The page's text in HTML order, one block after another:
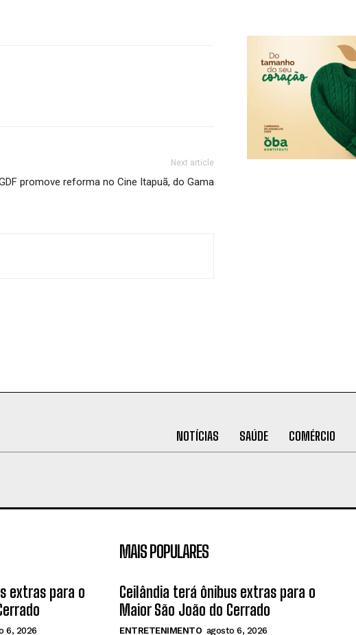
Next article
promove reforma no Cine Itapuã, do Gama
NOTÍCIAS SAÚDE COMÉRCIO
extras para o
6, 2026
MAIS POPULARES
Ceilândia terá ônibus extras para o
Maior São João do Cerrado
ENTRETENIMENTO agosto 6, 2026